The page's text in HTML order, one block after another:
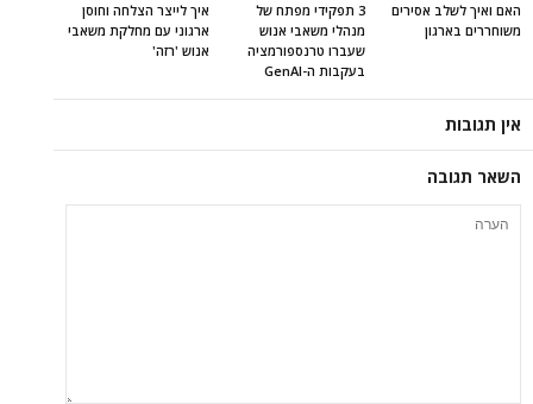
איך לייצר הצלחה וחוסן
ארגוני עם מחלקת משאבי
אנוש 'רזה'
3 תפקידי מפתח של
מנהלי משאבי אנוש
שעברו טרנספורמציה
בעקבות ה-GenAI
האם ואיך לשלב אסירים
משוחררים בארגון
אין תגובות
השאר תגובה